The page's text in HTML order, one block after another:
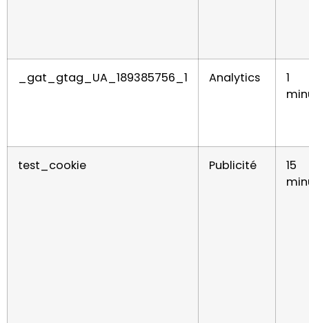
_gat_gtag_UA_189385756_1 Analytics
1
test_cookie Publicité
15